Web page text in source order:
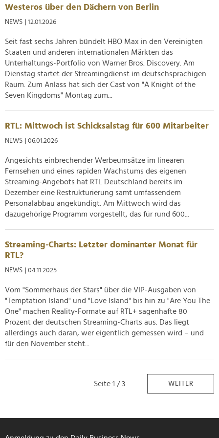
Verwendung unserer Website an unsere Partner für
soziale Medien, Werbung und Analysen weiter. Unsere
weiteren Daten zusammen, die Sie ihnen bereitgestellt
haben oder die sie im Rahmen Ihrer Nutzung der Dienste
gesammelt haben.
Westeros über den Dächern von Berlin
NEWS | 12.01.2026
Seit fast sechs Jahren bündelt HBO Max in den Vereinigten
Staaten und anderen internationalen Märkten das
Unterhaltungs-Portfolio von Warner Bros. Discovery. Am
Dienstag startet der Streamingdienst im deutschsprachigen
Raum. Zum Anlass hat sich der Cast von "A Knight of the
Seven Kingdoms" Montag zum...
RTL: Mittwoch ist Schicksalstag für 600 Mitarbeiter
NEWS | 06.01.2026
Angesichts einbrechender Werbeumsätze im linearen
Fernsehen und eines rapiden Wachstums des eigenen
Streaming-Angebots hat RTL Deutschland bereits im
Dezember eine Restrukturierung samt umfassendem
Personalabbau angekündigt. Am Mittwoch wird das
dazugehörige Programm vorgestellt, das für rund 600...
Streaming-Charts: Letzter dominanter Monat für
RTL?
NEWS | 04.11.2025
Vom "Sommerhaus der Stars" über die VIP-Ausgaben von
"Temptation Island" und "Love Island" bis hin zu "Are You The
One" machen Reality-Formate auf RTL+ sagenhafte 80
Prozent der deutschen Streaming-Charts aus. Das liegt
allerdings auch daran, wer eigentlich gemessen wird – und
für den November steht...
Seite 1 / 3 WEITER